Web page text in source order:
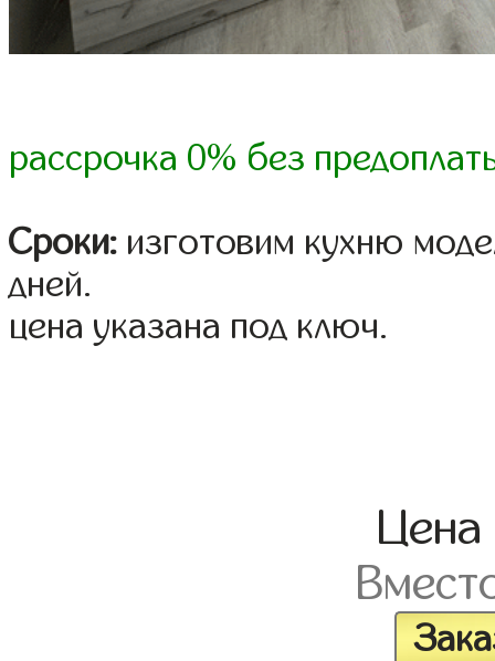
рассрочка 0% без
Сроки: изготовим кухню
дней.
цена указана под ключ.
Цена